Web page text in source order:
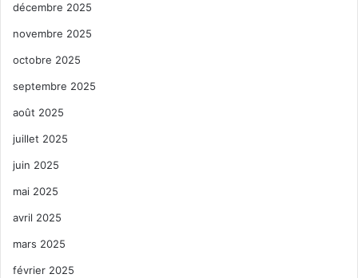
décembre 2025
novembre 2025
octobre 2025
septembre 2025
août 2025
juillet 2025
juin 2025
mai 2025
avril 2025
mars 2025
février 2025